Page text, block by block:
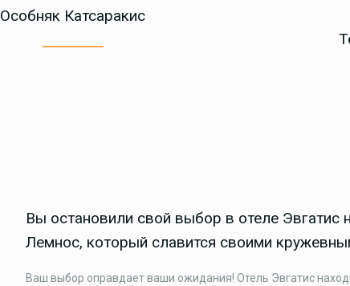
Особняк Катсаракис
Вы остановили свой выбор в отеле Эвгатис
Лемнос, который славится своими
Ваш выбор оправдает ваши ожидания! Отель Эвгатис